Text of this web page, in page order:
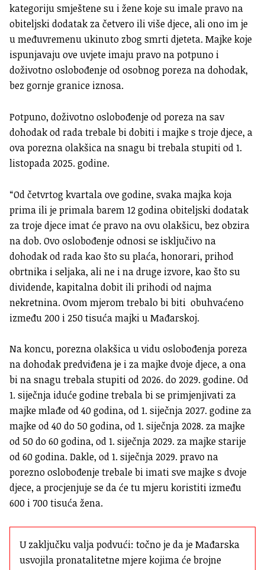
kategoriju smještene su i žene koje su imale pravo na
obiteljski dodatak za četvero ili više djece, ali ono im je
u međuvremenu ukinuto zbog smrti djeteta. Majke koje
ispunjavaju ove uvjete imaju pravo na potpuno i
doživotno oslobođenje od osobnog poreza na dohodak,
bez gornje granice iznosa.
Potpuno, doživotno oslobođenje od poreza na sav
dohodak od rada trebale bi dobiti i majke s troje djece, a
ova porezna olakšica na snagu bi trebala stupiti od 1.
listopada 2025. godine.
“Od četvrtog kvartala ove godine, svaka majka koja
prima ili je primala barem 12 godina obiteljski dodatak
za troje djece imat će pravo na ovu olakšicu, bez obzira
na dob. Ovo oslobođenje odnosi se isključivo na
dohodak od rada kao što su plaća, honorari, prihod
obrtnika i seljaka, ali ne i na druge izvore, kao što su
dividende, kapitalna dobit ili prihodi od najma
nekretnina. Ovom mjerom trebalo bi biti obuhvaćeno
između 200 i 250 tisuća majki u Mađarskoj.
Na koncu, porezna olakšica u vidu oslobođenja poreza
na dohodak predviđena je i za majke dvoje djece, a ona
bi na snagu trebala stupiti od 2026. do 2029. godine. Od
1. siječnja iduće godine trebala bi se primjenjivati za
majke mlađe od 40 godina, od 1. siječnja 2027. godine za
majke od 40 do 50 godina, od 1. siječnja 2028. za majke
od 50 do 60 godina, od 1. siječnja 2029. za majke starije
od 60 godina. Dakle, od 1. siječnja 2029. pravo na
porezno oslobođenje trebale bi imati sve majke s dvoje
djece, a procjenjuje se da će tu mjeru koristiti između
600 i 700 tisuća žena.
U zaključku valja podvući: točno je da je Mađarska
usvojila pronatalitetne mjere kojima će brojne